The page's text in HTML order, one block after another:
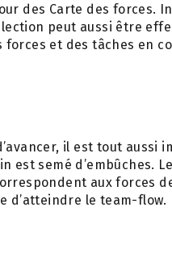
des Carte des forces.
peut aussi être
et des tâches en
il est tout aussi
est semé d’embûches.
aux forces
d’atteindre le team-flow.